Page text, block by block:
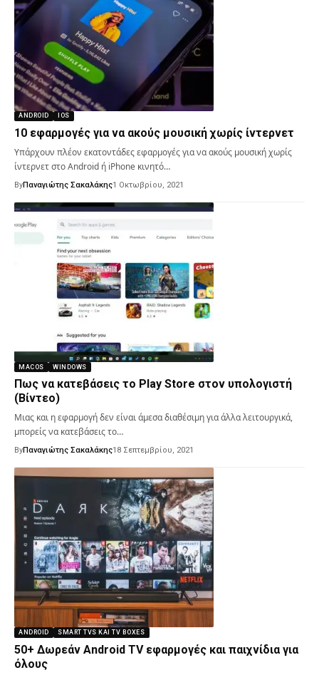
ANDROID IOS
10 εφαρμογές για να ακούς μουσική χωρίς ίντερνετ
Υπάρχουν πλέον εκατοντάδες εφαρμογές για να ακούς μουσική χωρίς
ίντερνετ στο Android ή iPhone κινητό…
ByΠαναγιώτης Σακαλάκης1 Οκτωβρίου, 2021
MACOS WINDOWS
Πως να κατεβάσεις το Play Store στον υπολογιστή
(Βίντεο)
Μιας και η εφαρμογή δεν είναι άμεσα διαθέσιμη για άλλα λειτουργικά,
μπορείς να κατεβάσεις το…
ByΠαναγιώτης Σακαλάκης18 Σεπτεμβρίου, 2021
ANDROID SMART TVS ΚΑΙ TV BOXES
50+ Δωρεάν Android TV εφαρμογές και παιχνίδια για
όλους